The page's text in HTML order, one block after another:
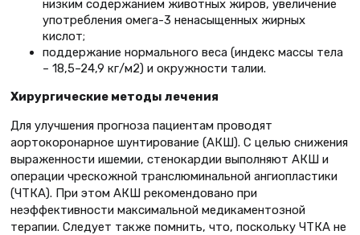
низким содержанием животных жиров, увеличение
употребления омега-3 ненасыщенных жирных
кислот;
поддержание нормального веса (индекс массы тела
– 18,5–24,9 кг/м2) и окружности талии.
Хирургические методы лечения
Для улучшения прогноза пациентам проводят
аортокоронарное шунтирование (АКШ). С целью снижения
выраженности ишемии, стенокардии выполняют АКШ и
операции чрескожной транслюминальной ангиопластики
(ЧТКА). При этом АКШ рекомендовано при
неэффективности максимальной медикаментозной
терапии. Следует также помнить, что, поскольку ЧТКА не